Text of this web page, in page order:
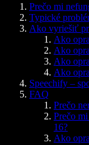
Prečo mi
Typické
Ako vyriešiť
Ako
Ako
Ako
Ako
Speechify –
FAQ
Prečo
Prečo
16?
Ako